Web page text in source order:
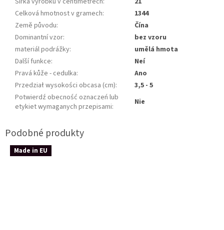
Celková hmotnost v gramech:
1344
Země původu:
Čína
Dominantní vzor:
bez vzoru
materiál podrážky:
umělá hmota
Další funkce:
Neí
Pravá kůže - cedulka:
Ano
Przedział wysokości obcasa (cm):
3,5 - 5
Potwierdź obecność oznaczeń lub
etykiet wymaganych przepisami: Nie
Made in EU